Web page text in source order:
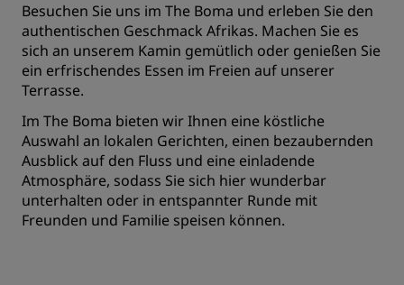
Besuchen Sie uns im The Boma und erleben Sie den
authentischen Geschmack Afrikas. Machen Sie es
sich an unserem Kamin gemütlich oder genießen Sie
ein erfrischendes Essen im Freien auf unserer
Terrasse.
Im The Boma bieten wir Ihnen eine köstliche
Auswahl an lokalen Gerichten, einen bezaubernden
Ausblick auf den Fluss und eine einladende
Atmosphäre, sodass Sie sich hier wunderbar
unterhalten oder in entspannter Runde mit
Freunden und Familie speisen können.